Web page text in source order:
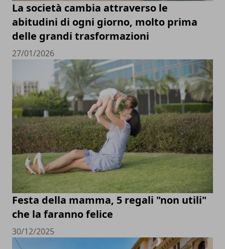
La società cambia attraverso le
abitudini di ogni giorno, molto prima
delle grandi trasformazioni
27/01/2026
Festa della mamma, 5 regali "non utili"
che la faranno felice
30/12/2025